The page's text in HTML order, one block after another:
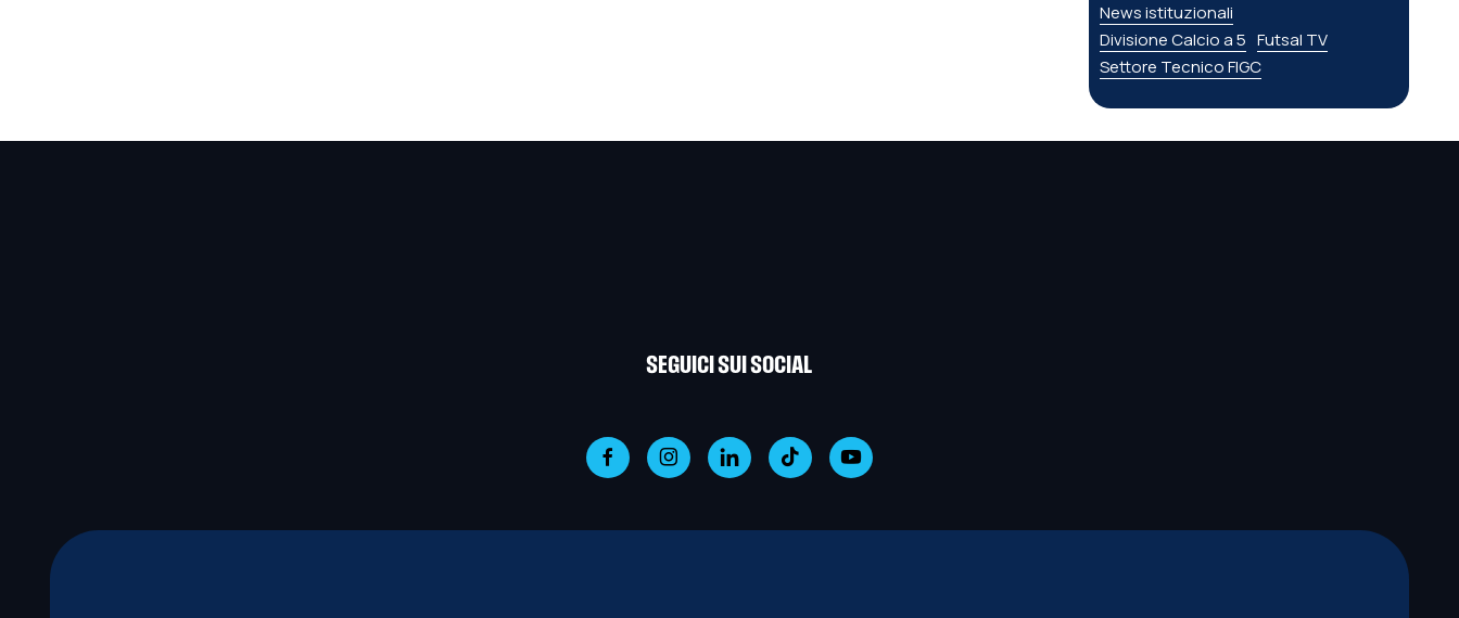
News istituzionali
Divisione Calcio a 5 Futsal TV
Settore Tecnico FIGC
SEGUICI SUI SOCIAL